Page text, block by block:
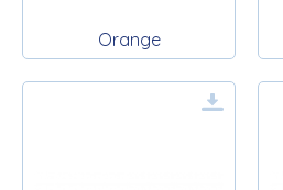
Orange